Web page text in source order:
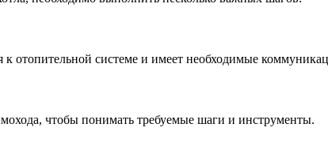
отопительной системе и имеет необходимые
чтобы понимать требуемые шаги и инструменты.